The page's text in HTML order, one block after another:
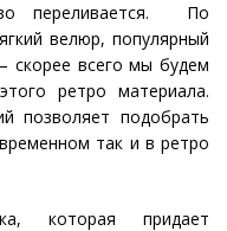
переливается. По
велюр, популярный
скорее всего мы будем
ретро материала.
позволяет подобрать
так и в ретро
которая придает